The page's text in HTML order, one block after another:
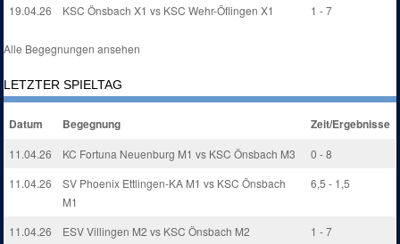
19.04.26
KSC Önsbach X1 vs KSC Wehr-Öflingen X1 1 - 7
Alle Begegnungen ansehen
LETZTER SPIELTAG
Datum Begegnung Zeit/Ergebnisse
11.04.26 KC Fortuna Neuenburg M1 vs KSC Önsbach M3
0 - 8
11.04.26
SV Phoenix Ettlingen-KA M1 vs KSC Önsbach
M1
6,5 - 1,5
11.04.26 ESV Villingen M2 vs KSC Önsbach M2
1 - 7